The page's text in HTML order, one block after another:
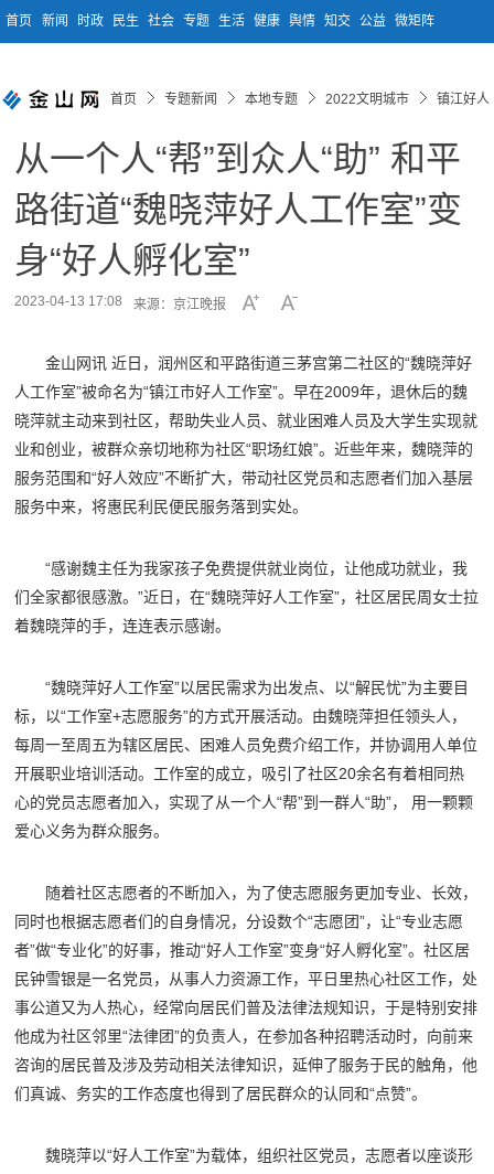
首页 新闻 时政 民生 社会 专题 生活 健康 舆情 知交 公益 微矩阵
首页 专题新闻 本地专题 2022文明城市 镇江好人
从一个人“帮”到众人“助” 和平
路街道“魏晓萍好人工作室”变
身“好人孵化室”
2023-04-13 17:08 来源：京江晚报
金山网讯 近日，润州区和平路街道三茅宫第二社区的“魏晓萍好
人工作室”被命名为“镇江市好人工作室”。早在2009年，退休后的魏
晓萍就主动来到社区，帮助失业人员、就业困难人员及大学生实现就
业和创业，被群众亲切地称为社区“职场红娘”。近些年来，魏晓萍的
服务范围和“好人效应”不断扩大，带动社区党员和志愿者们加入基层
服务中来，将惠民利民便民服务落到实处。
“感谢魏主任为我家孩子免费提供就业岗位，让他成功就业，我
们全家都很感激。”近日，在“魏晓萍好人工作室”，社区居民周女士拉
着魏晓萍的手，连连表示感谢。
“魏晓萍好人工作室”以居民需求为出发点、以“解民忧”为主要目
标，以“工作室+志愿服务”的方式开展活动。由魏晓萍担任领头人，
每周一至周五为辖区居民、困难人员免费介绍工作，并协调用人单位
开展职业培训活动。工作室的成立，吸引了社区20余名有着相同热
心的党员志愿者加入，实现了从一个人“帮”到一群人“助”， 用一颗颗
爱心义务为群众服务。
随着社区志愿者的不断加入，为了使志愿服务更加专业、长效，
同时也根据志愿者们的自身情况，分设数个“志愿团”，让“专业志愿
者”做“专业化”的好事，推动“好人工作室”变身“好人孵化室”。社区居
民钟雪银是一名党员，从事人力资源工作，平日里热心社区工作，处
事公道又为人热心，经常向居民们普及法律法规知识，于是特别安排
他成为社区邻里“法律团”的负责人，在参加各种招聘活动时，向前来
咨询的居民普及涉及劳动相关法律知识，延伸了服务于民的触角，他
们真诚、务实的工作态度也得到了居民群众的认同和“点赞”。
魏晓萍以“好人工作室”为载体，组织社区党员，志愿者以座谈形